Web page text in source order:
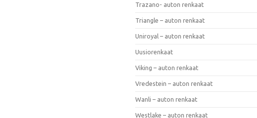
Trazano- auton renkaat
Triangle – auton renkaat
Uniroyal – auton renkaat
Uusiorenkaat
Viking – auton renkaat
Vredestein – auton renkaat
Wanli – auton renkaat
Westlake – auton renkaat